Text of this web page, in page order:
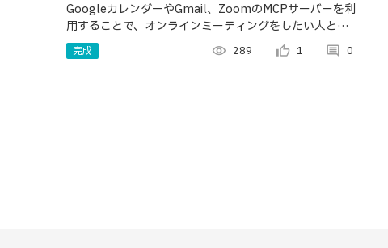
GoogleカレンダーやGmail、ZoomのMCPサーバーを利
用することで、オンラインミーティングをしたい人との
調整をClaudeデスクトップアプリで完結します。
完成 visibility 289 thumb_up_alt 1 comment 0